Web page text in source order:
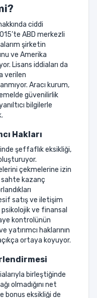
ciddi
ABD merkezli
şirketin
ve Amerika
Lisans iddiaları da
verilen
Aracı kurum,
güvenilirlik
bilgilerle
Hakları
şeffaflık eksikliği,
çekmelerine izin
kazanç
satış ve iletişim
ve finansal
kontrolünün
yatırımcı haklarının
ortaya koyuyor.
birleştiğinde
olmadığını net
bonus eksikliği de